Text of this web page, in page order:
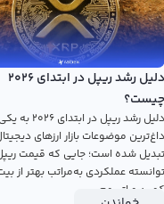
پرداخت و انتقال پول
آن در شبکه‌های بین‌المللی و
به‌عنوان ذخیره ارزش
مالی و پرداخت‌های جهانی قرار
که می‌خواهند در سیستم
دلیل رشد ریپل در ابتدای ۲۰۲۶
چیست؟
دلیل رشد ریپل در ابتدای
داغ‌ترین موضوعات بازار ارزهای
تبدیل شده است؛ جایی که قیمت
توانسته عملکردی به‌مراتب بهتر از
کوین و اتریوم...